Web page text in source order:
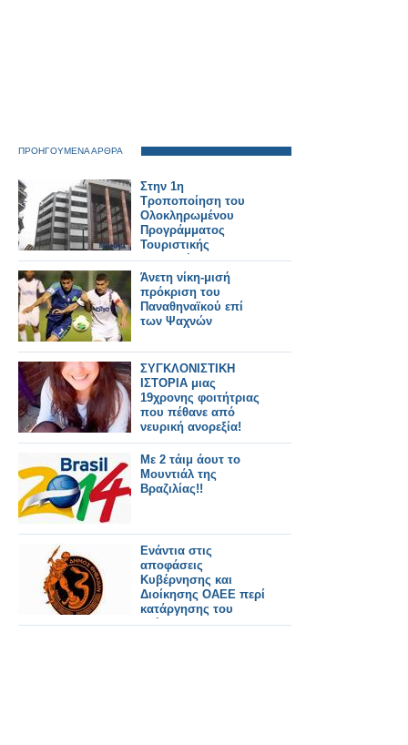
ΠΡΟΗΓΟΥΜΕΝΑ ΑΡΘΡΑ
Στην 1η
Τροποποίηση του
Ολοκληρωμένου
Προγράμματος
Τουριστικής
Προβολής
προχώρησε η
Περιφέρεια Αττικής
Άνετη νίκη-μισή
πρόκριση του
Παναθηναϊκού επί
των Ψαχνών
ΣΥΓΚΛΟΝΙΣΤΙΚΗ
ΙΣΤΟΡΙΑ μιας
19χρονης φοιτήτριας
που πέθανε από
νευρική ανορεξία!
Με 2 τάιμ άουτ το
Μουντιάλ της
Βραζιλίας!!
Ενάντια στις
αποφάσεις
Κυβέρνησης και
Διοίκησης ΟΑΕΕ περί
κατάργησης του
τμήματος ΟΑΕΕ στη